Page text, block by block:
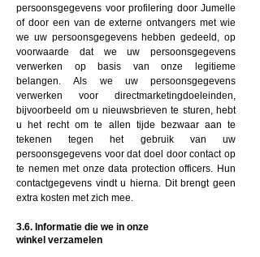
persoonsgegevens voor profilering door Jumelle
of door een van de externe ontvangers met wie
we uw persoonsgegevens hebben gedeeld, op
voorwaarde dat we uw persoonsgegevens
verwerken op basis van onze legitieme
belangen. Als we uw persoonsgegevens
verwerken voor directmarketingdoeleinden,
bijvoorbeeld om u nieuwsbrieven te sturen, hebt
u het recht om te allen tijde bezwaar aan te
tekenen tegen het gebruik van uw
persoonsgegevens voor dat doel door contact op
te nemen met onze data protection officers. Hun
contactgegevens vindt u hierna. Dit brengt geen
extra kosten met zich mee.
3.6. Informatie die we in onze
winkel verzamelen